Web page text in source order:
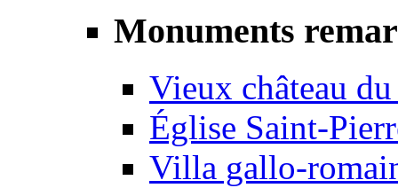
Monuments
Vieux château
Église Saint-
Villa gallo-